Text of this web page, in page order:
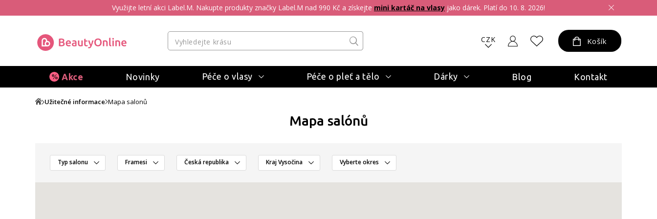
Využijte letní akci Label.M. Nakupte produkty značky Label.M nad 990 Kč a získejte mini kartáč na vlasy jako dárek. Platí do 10. 8. 2026!
CZK Košík
Akce Novinky Péče o vlasy Péče o pleť a tělo Dárky Blog Kontakt
Užitečné informace Mapa salonů
Mapa salónů
Typ salonu Framesi Česká republika Kraj Vysočina Vyberte okres